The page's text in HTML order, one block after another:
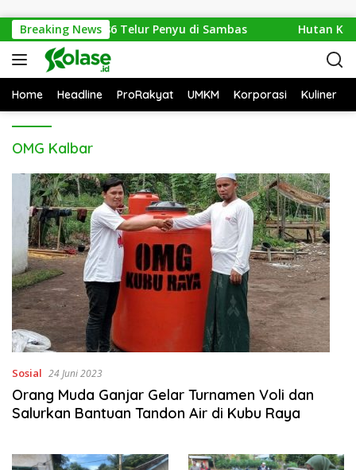
Breaking News
Amankan 1.286 Telur Penyu di Sambas Hutan
Home Headline ProRakyat UMKM Korporasi Kuliner
OMG Kalbar
Sosial 24 Juni 2023
Orang Muda Ganjar Gelar Turnamen Voli dan
Salurkan Bantuan Tandon Air di Kubu Raya